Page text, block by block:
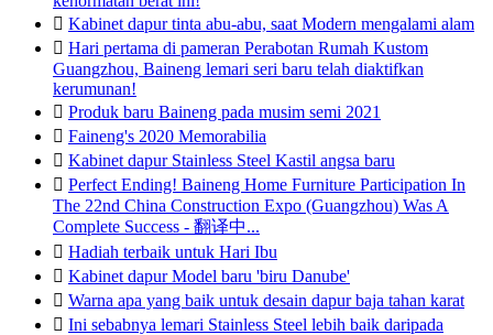
 Kabinet dapur tinta abu-abu, saat Modern mengalami alam
 Hari pertama di pameran Perabotan Rumah Kustom
Guangzhou, Baineng lemari seri baru telah diaktifkan
kerumunan!
 Produk baru Baineng pada musim semi 2021
 Faineng's 2020 Memorabilia
 Kabinet dapur Stainless Steel Kastil angsa baru
 Perfect Ending! Baineng Home Furniture Participation In
The 22nd China Construction Expo (Guangzhou) Was A
Complete Success - 翻译中...
 Hadiah terbaik untuk Hari Ibu
 Kabinet dapur Model baru 'biru Danube'
 Warna apa yang baik untuk desain dapur baja tahan karat
 Ini sebabnya lemari Stainless Steel lebih baik daripada